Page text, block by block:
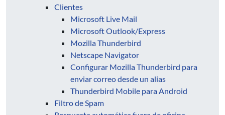
Clientes
Microsoft Live Mail
Microsoft Outlook/Express
Mozilla Thunderbird
Netscape Navigator
Configurar Mozilla Thunderbird para
enviar correo desde un alias
Thunderbird Mobile para Android
Filtro de Spam